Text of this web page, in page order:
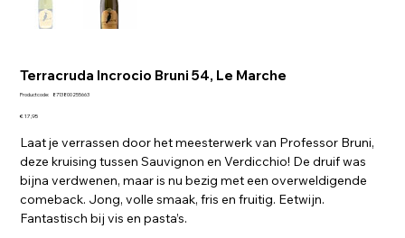
Terracruda Incrocio Bruni 54, Le Marche
Productcode:
Productcode
8713800255663
Prijs
€ 17,95
Laat je verrassen door het meesterwerk van Professor Bruni,
deze kruising tussen Sauvignon en Verdicchio! De druif was
bijna verdwenen, maar is nu bezig met een overweldigende
comeback. Jong, volle smaak, fris en fruitig. Eetwijn.
Fantastisch bij vis en pasta’s.